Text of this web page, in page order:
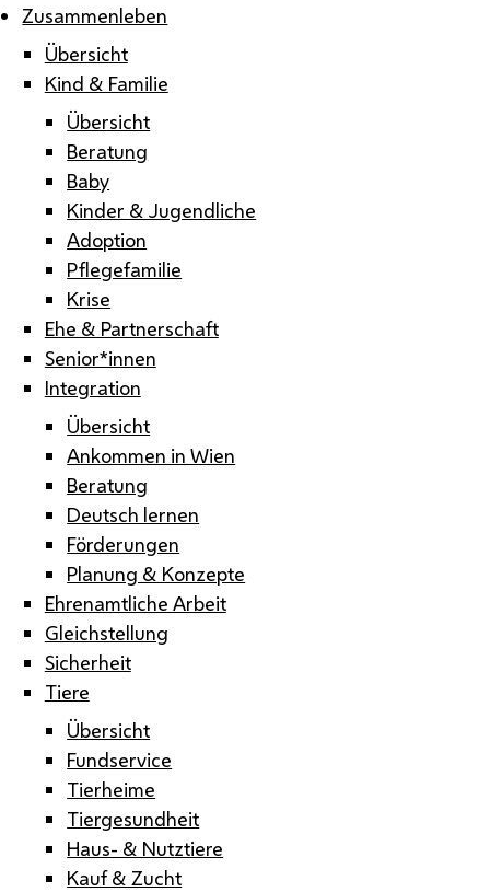
Zusammenleben
Übersicht
Kind & Familie
Übersicht
Beratung
Baby
Kinder & Jugendliche
Adoption
Pflegefamilie
Krise
Ehe & Partnerschaft
Senior*innen
Integration
Übersicht
Ankommen in Wien
Beratung
Deutsch lernen
Förderungen
Planung & Konzepte
Ehrenamtliche Arbeit
Gleichstellung
Sicherheit
Tiere
Übersicht
Fundservice
Tierheime
Tiergesundheit
Haus- & Nutztiere
Kauf & Zucht